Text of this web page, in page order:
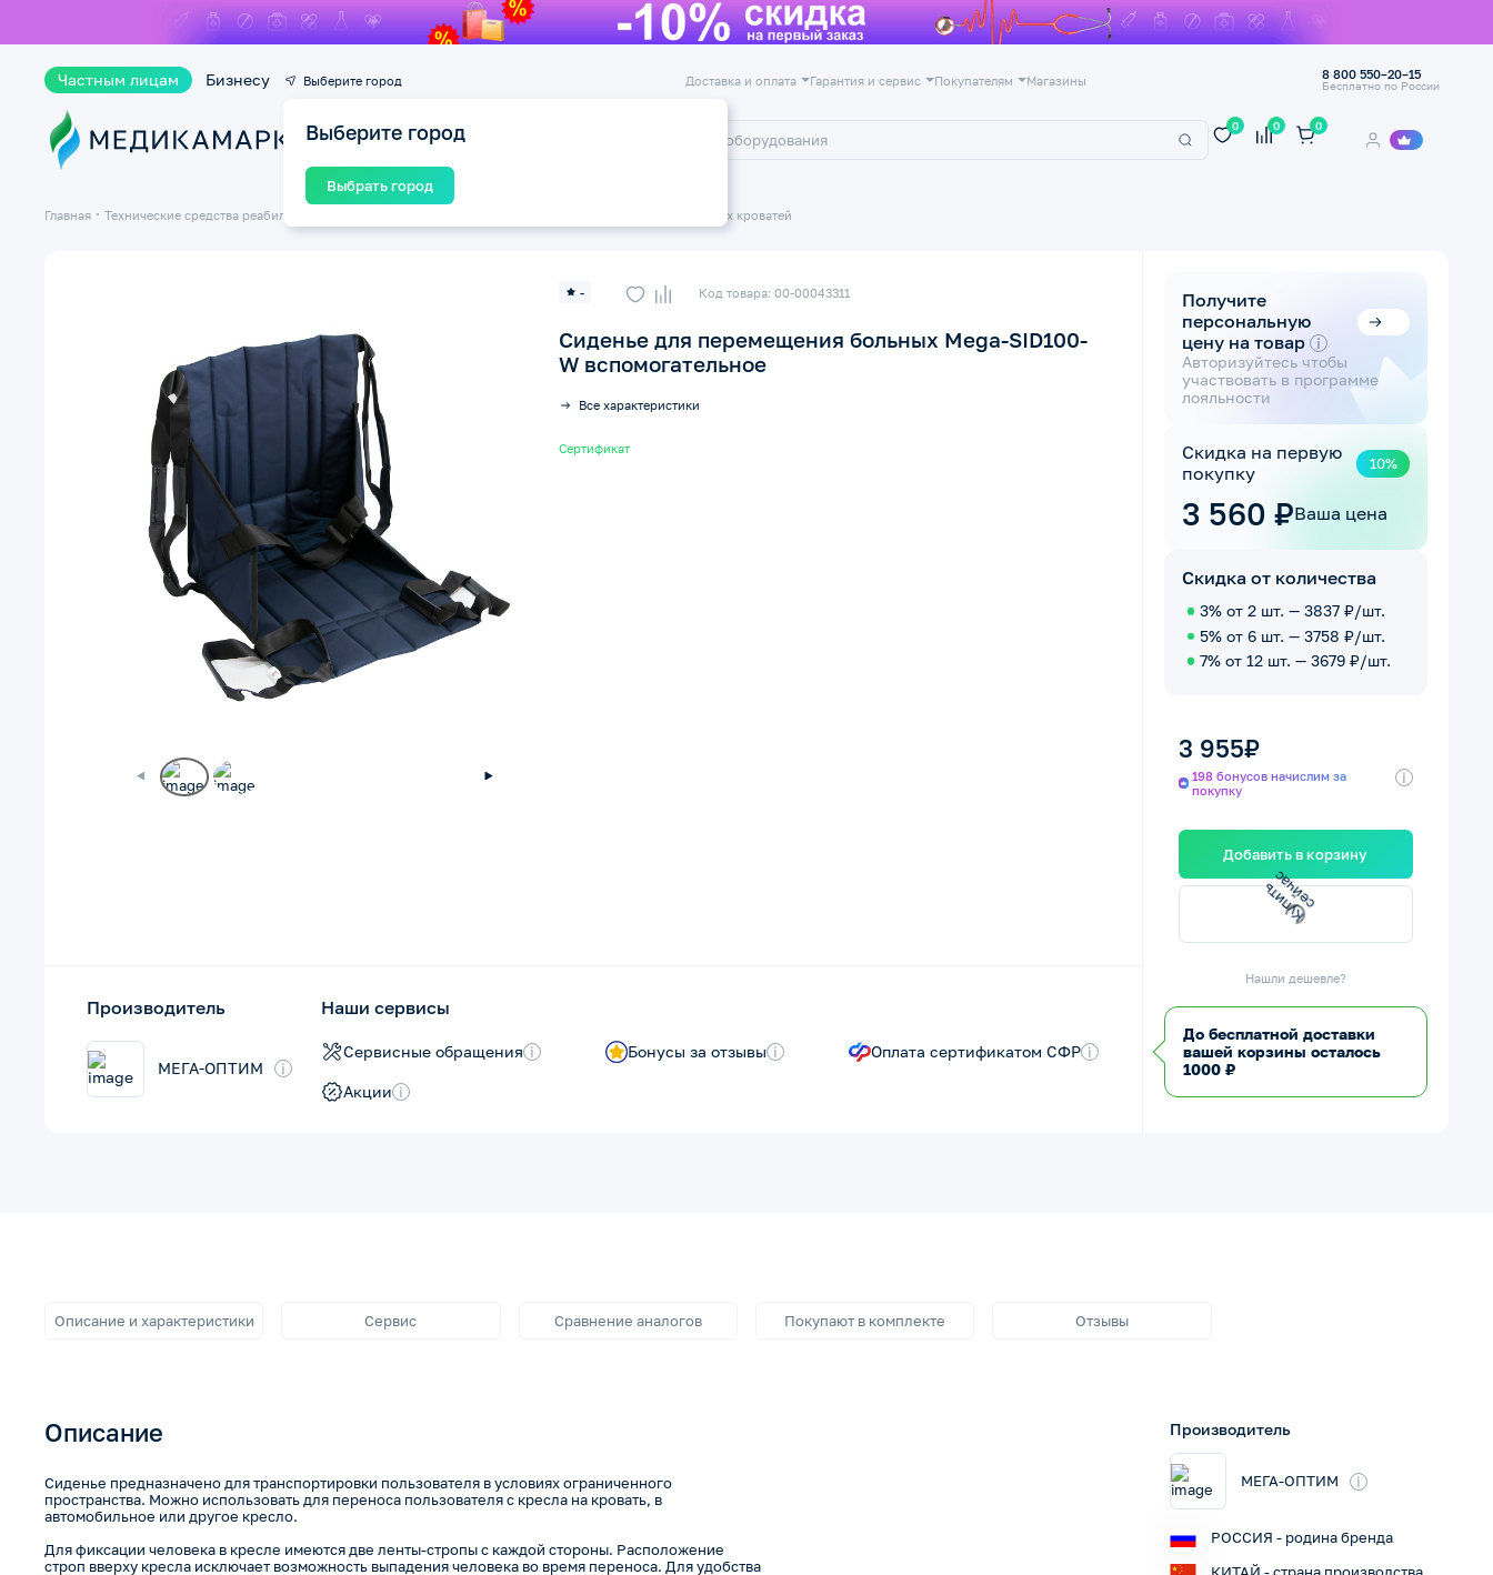
Частным лицам Бизнесу Выберите город
Выберите город
Выбрать город
Доставка и оплата Гарантия и сервис Покупателям Магазины 8 800 550–20–15
Бесплатно по России
Каталог
0 0 0
Главная Технические средства реабилитации ТСР Приспособления для медицинских кроватей
- Код товара: 00-00043311
Сиденье для перемещения больных Mega-SID100-
W вспомогательное
Все характеристики
Сертификат
Производитель
МЕГА-ОПТИМ i
Наши сервисы
Сервисные обращения i Бонусы за отзывы i Оплата сертификатом СФР i
Акции i
Получите
персональную
цену на товар i
Авторизуйтесь чтобы
участвовать в программе
лояльности
Скидка на первую
покупку
10%
3 560 ₽Ваша цена
Скидка от количества
3% от 2 шт. — 3837 ₽/шт.
5% от 6 шт. — 3758 ₽/шт.
7% от 12 шт. — 3679 ₽/шт.
3 955₽
198 бонусов начислим за
покупку
i
Добавить в корзину
К
у
п
и
т
ь
с
е
й
ч
ас
Нашли дешевле?
До бесплатной доставки
вашей корзины осталось
1000 ₽
Описание и характеристики Сервис Сравнение аналогов Покупают в комплекте Отзывы
Описание
Сиденье предназначено для транспортировки пользователя в условиях ограниченного
пространства. Можно использовать для переноса пользователя с кресла на кровать, в
автомобильное или другое кресло.
Для фиксации человека в кресле имеются две ленты-стропы с каждой стороны. Расположение
строп вверху кресла исключает возможность выпадения человека во время переноса. Для удобства
Производитель
МЕГА-ОПТИМ i
РОССИЯ - родина бренда